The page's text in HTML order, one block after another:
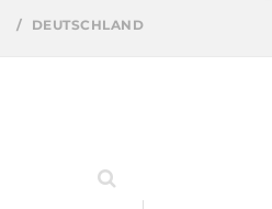
DEUTSCHLAND